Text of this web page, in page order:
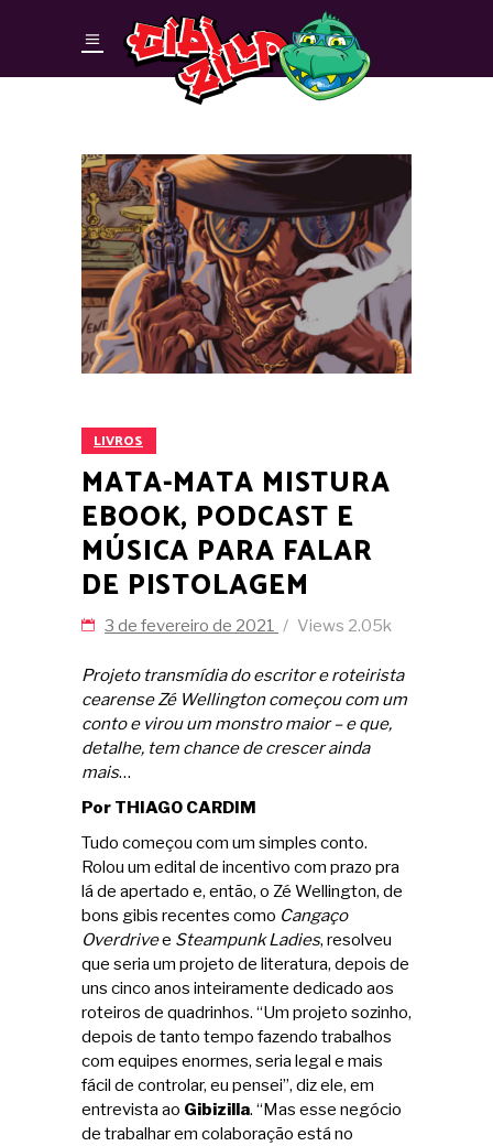
LIVROS
MATA-MATA MISTURA
EBOOK, PODCAST E
MÚSICA PARA FALAR
DE PISTOLAGEM
3 de fevereiro de 2021 Views 2.05k
Projeto transmídia do escritor e roteirista
cearense Zé Wellington começou com um
conto e virou um monstro maior – e que,
detalhe, tem chance de crescer ainda
mais…
Por THIAGO CARDIM
Tudo começou com um simples conto.
Rolou um edital de incentivo com prazo pra
lá de apertado e, então, o Zé Wellington, de
bons gibis recentes como Cangaço
Overdrivee Steampunk Ladies, resolveu
que seria um projeto de literatura, depois de
uns cinco anos inteiramente dedicado aos
roteiros de quadrinhos. “Um projeto sozinho,
depois de tanto tempo fazendo trabalhos
com equipes enormes, seria legal e mais
fácil de controlar, eu pensei”, diz ele, em
entrevista ao Gibizilla. “Mas esse negócio
de trabalhar em colaboração está no